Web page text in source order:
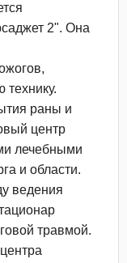
2". Она
технику.
раны и
центр
лечебными
и области.
ведения
травмой.